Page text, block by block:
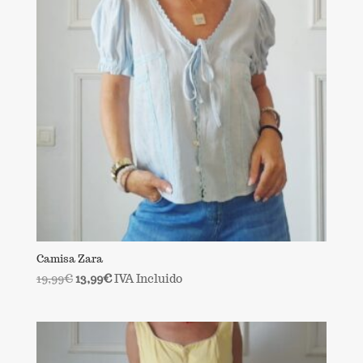
Camisa Zara
19,99€El
19,99€.
13,99€El
13,99€.
IVA Incluido